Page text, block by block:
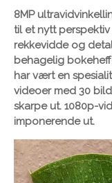
8MP
til et nytt
rekkevidde og
behagelig
har vært en
videoer med 30
skarpe ut. 1080p-
imponerende ut.